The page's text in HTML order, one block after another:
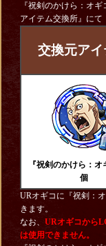
『祝剣のかけら：オ
アイテム交換所』にて
交換元アイ
『祝剣のかけら：オ
個
URオギコに『祝剣：
きます。
なお、 URオギコから
は使用できません。